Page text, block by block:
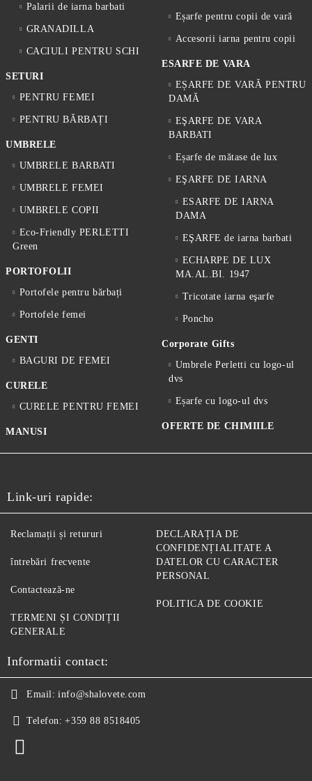
Palarii de iarna barbati
GRANADILLA
CACIULI PENTRU SCHI
SETURI
PENTRU FEMEI
PENTRU BĂRBAȚI
UMBRELE
UMBRELE BARBATI
UMBRELE FEMEI
UMBRELE COPII
Eco-Friendly PERLETTI
Green
PORTOFOLII
Portofele pentru bărbați
Portofele femei
GENTI
BAGURI DE FEMEI
CURELE
CURELE PENTRU FEMEI
MANUSI
Eșarfe pentru copii de vară
Accesorii iarna pentru copii
ESARFE DE VARA
EȘARFE DE VARĂ PENTRU
DAMĂ
EŞARFE DE VARA
BARBATI
Eșarfe de mătase de lux
EŞARFE DE IARNA
ESARFE DE IARNA
DAMA
EŞARFE de iarna barbati
ECHARPE DE LUX
MA.AL.BI. 1947
Tricotate iarna eşarfe
Poncho
Corporate Gifts
Umbrele Perletti cu logo-ul
dvs
Eșarfe cu logo-ul dvs
OFERTE DE CHIMIILE
Link-uri rapide:
Reclamații și retururi
întrebări frecvente
Contactează-ne
TERMENI ȘI CONDIȚII
GENERALE
DECLARAȚIA DE
CONFIDENȚIALITATE A
DATELOR CU CARACTER
PERSONAL
POLITICA DE COOKIE
Informatii contact:
Email: info@shalovete.com
Telefon: +359 88 8518405